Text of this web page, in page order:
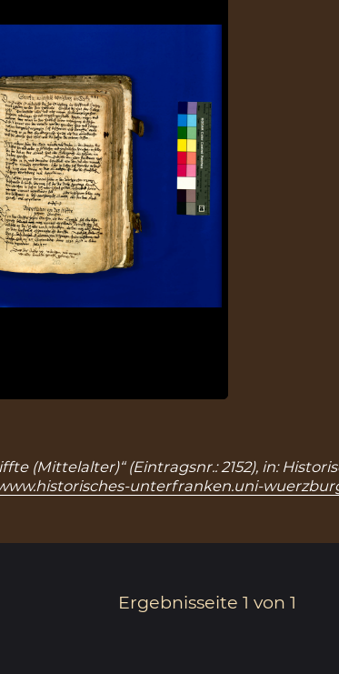
(Mittelalter)“ (Eintragsnr.: 2152), in:
unterfranken.uni-
Ergebnisseite 1 von 1